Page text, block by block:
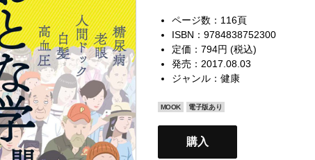
ページ数：116頁
ISBN：9784838752300
定価：794円 (税込)
発売：2017.08.03
ジャンル： 健康
MOOK 電子版あり
購入